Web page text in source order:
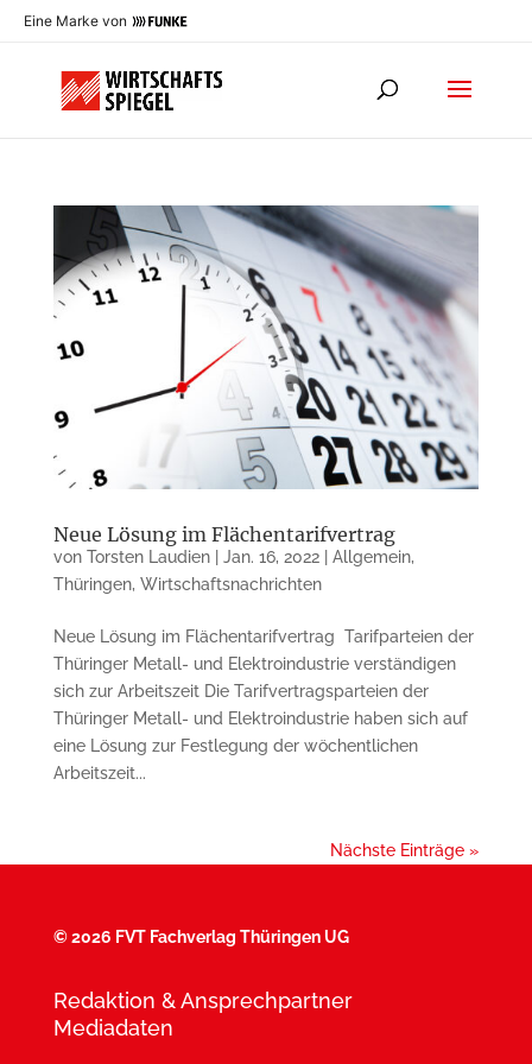
Eine Marke von
Neue Lösung im Flächentarifvertrag
von Torsten Laudien| Jan. 16, 2022| Allgemein,
Thüringen, Wirtschaftsnachrichten
Neue Lösung im Flächentarifvertrag ​ Tarifparteien der
Thüringer Metall- und Elektroindustrie verständigen
sich zur Arbeitszeit Die Tarifvertragsparteien der
Thüringer Metall- und Elektroindustrie haben sich auf
eine Lösung zur Festlegung der wöchentlichen
Arbeitszeit...
Nächste Einträge »
©2026 FVT Fachverlag Thüringen UG
Redaktion & Ansprechpartner
Mediadaten